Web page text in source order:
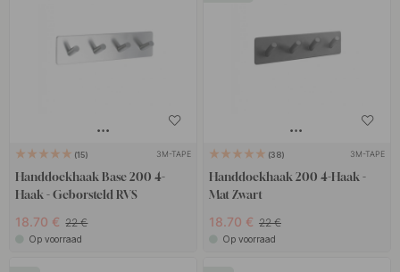
15 3M-TAPE
Handdoekhaak Base 200 4-
Haak - Geborsteld RVS
18.70 € 22 €
Op voorraad
38 3M-TAPE
Handdoekhaak 200 4-Haak -
Mat Zwart
18.70 € 22 €
Op voorraad